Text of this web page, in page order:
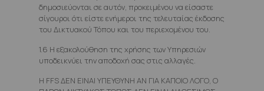
δημοσιεύονται σε αυτόν, προκειμένου να είσαστε
σίγουροι ότι είστε ενήμεροι της τελευταίας έκδοσης
του Δικτυακού Τόπου και του περιεχομένου του.
1.6 Η εξακολούθηση της χρήσης των Υπηρεσιών
υποδεικνύει την αποδοχή σας στις αλλαγές.
Η FFS ΔΕΝ ΕΙΝΑΙ ΥΠΕΥΘΥΝΗ ΑΝ ΓΙΑ ΚΑΠΟΙΟ ΛΟΓΟ, Ο